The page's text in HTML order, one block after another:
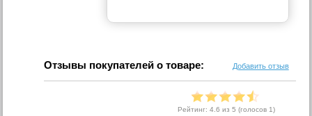
Отзывы покупателей о товаре: Добавить отзыв
Рейтинг: 4.6 из 5 (голосов 1)